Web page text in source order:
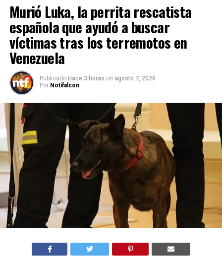
Murió Luka, la perrita rescatista
española que ayudó a buscar
víctimas tras los terremotos en
Venezuela
Publicado Hace 3 horas on agosto 7, 2026
Por Notifalcon